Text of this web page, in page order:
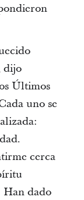
dijo
Últimos
uno se
cerca
Han dado